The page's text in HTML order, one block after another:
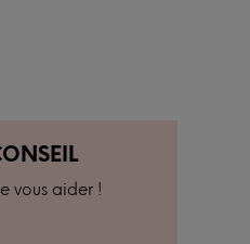
vous aider !